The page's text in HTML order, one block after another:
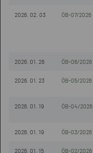
2026. 02. 03 ÖB-07/2026
2026. 01. 26 ÖB-06/2026
2026. 01. 23 ÖB-05/2026
2026. 01. 19 ÖB-04/2026
2026. 01. 19 ÖB-03/2026
2026. 01. 15 ÖB-02/2026